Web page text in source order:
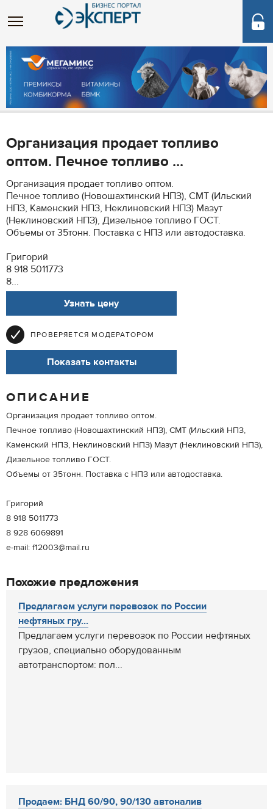
Организация продает топливо
оптом. Печное топливо ...
Организация продает топливо оптом.
Печное топливо (Новошахтинский НПЗ), СМТ (Ильский
НПЗ, Каменский НПЗ, Неклиновский НПЗ) Мазут
(Неклиновский НПЗ), Дизельное топливо ГОСТ.
Объемы от 35тонн. Поставка с НПЗ или автодоставка.
Григорий
8 918 5011773
8...
Узнать цену
ПРОВЕРЯЕТСЯ МОДЕРАТОРОМ
Показать контакты
ОПИСАНИЕ
Организация продает топливо оптом.
Печное топливо (Новошахтинский НПЗ), СМТ (Ильский НПЗ,
Каменский НПЗ, Неклиновский НПЗ) Мазут (Неклиновский НПЗ),
Дизельное топливо ГОСТ.
Объемы от 35тонн. Поставка с НПЗ или автодоставка.
Григорий
8 918 5011773
8 928 6069891
e-mail: f12003@mail.ru
Похожие предложения
Предлагаем услуги перевозок по России
нефтяных гру...
Предлагаем услуги перевозок по России нефтяных
грузов, специально оборудованным
автотранспортом: пол...
Продаем: БНД 60/90, 90/130 автоналив